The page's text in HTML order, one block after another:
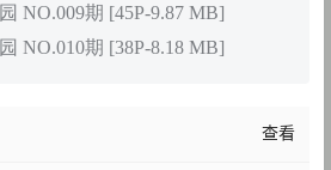
NO.009期 [45P-9.87 MB]
NO.010期 [38P-8.18 MB]
查看